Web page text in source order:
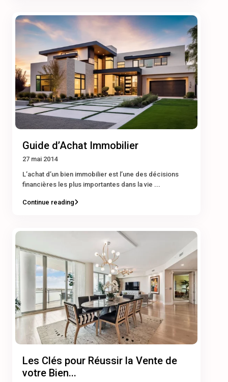
Guide d’Achat Immobilier
27 mai 2014
L’achat d’un bien immobilier est l’une des décisions
financières les plus importantes dans la vie ...
Continue reading
Les Clés pour Réussir la Vente de
votre Bien...